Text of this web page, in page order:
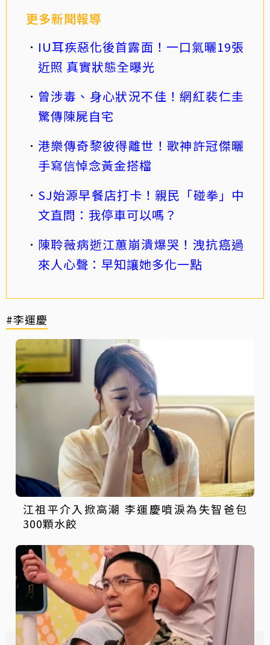
更多新聞報導
IU耳疾惡化後首露面！一口氣曬19張
近照 真實狀態全曝光
曾涉毒、身心狀況不佳！網紅裴仁圭
驚傳陳屍自宅
港樂傳奇黎彼得離世！歌神許冠傑曬
手寫信悼念黃金搭檔
SJ始源早餐店打卡！親民「碰拳」中
文直問：我停車可以嗎？
陳聆薇病逝江蕙崩潰爆哭！洩抗癌過
來人心聲：早知讓她多化一點
#李運慶
江祖平介入掀高潮 李運慶噴淚為失智爸包
300顆水餃